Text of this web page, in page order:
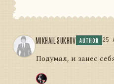
MIKHAIL SUKHOV AUTHOR 25
Подумал, и занес